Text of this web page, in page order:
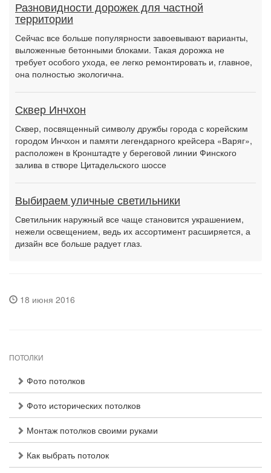
Разновидности дорожек для частной
территории
Сейчас все больше популярности завоевывают варианты,
выложенные бетонными блоками. Такая дорожка не
требует особого ухода, ее легко ремонтировать и, главное,
она полностью экологична.
Сквер Инчхон
Сквер, посвященный символу дружбы города с корейским
городом Инчхон и памяти легендарного крейсера «Варяг»,
расположен в Кронштадте у береговой линии Финского
залива в створе Цитадельского шоссе
Выбираем уличные светильники
Светильник наружный все чаще становится украшением,
нежели освещением, ведь их ассортимент расширяется, а
дизайн все больше радует глаз.
18 июня 2016
ПОТОЛКИ
Фото потолков
Фото исторических потолков
Монтаж потолков своими руками
Как выбрать потолок